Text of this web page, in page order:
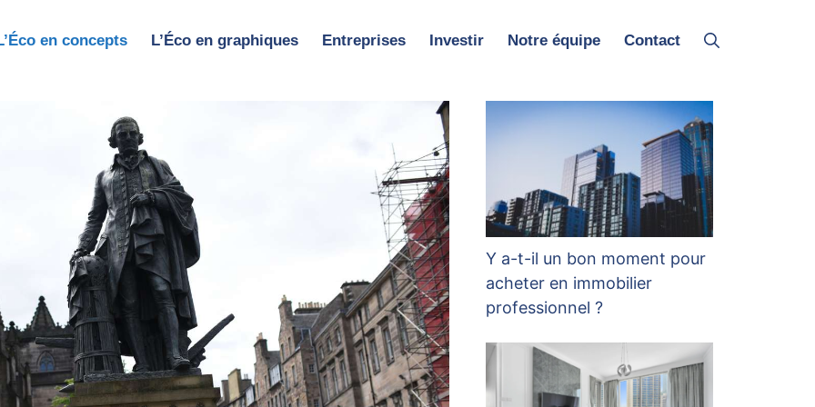
en concepts L’Éco en graphiques Entreprises Investir Notre équipe Contact
Y a-t-il un bon moment pour
acheter en immobilier
professionnel ?